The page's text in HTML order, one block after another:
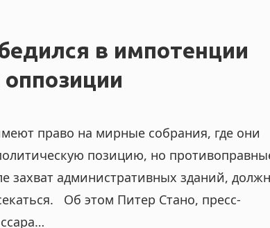
в импотенции
право на мирные собрания, где они
позицию, но
захват административных зданий,
Об этом Питер Стано, пресс-